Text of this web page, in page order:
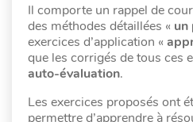
Il comporte un rappel de
des méthodes détaillées « un
exercices d’application «
que les corrigés de tous ces
auto-évaluation.
Les exercices proposés ont
permettre d’apprendre à